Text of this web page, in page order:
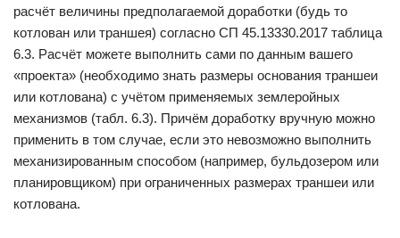
расчёт величины предполагаемой доработки (будь то
котлован или траншея) согласно СП 45.13330.2017 таблица
6.3. Расчёт можете выполнить сами по данным вашего
«проекта» (необходимо знать размеры основания траншеи
или котлована) с учётом применяемых землеройных
механизмов (табл. 6.3). Причём доработку вручную можно
применить в том случае, если это невозможно выполнить
механизированным способом (например, бульдозером или
планировщиком) при ограниченных размерах траншеи или
котлована.